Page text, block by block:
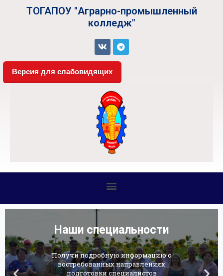
ТОГАПОУ "Аграрно-промышленный
колледж"
Версия для слабовидящих